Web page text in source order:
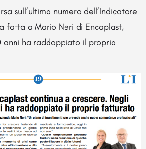
sull’ultimo numero dell’Indicatore
fatta a Mario Neri di Encaplast,
anni ha raddoppiato il proprio